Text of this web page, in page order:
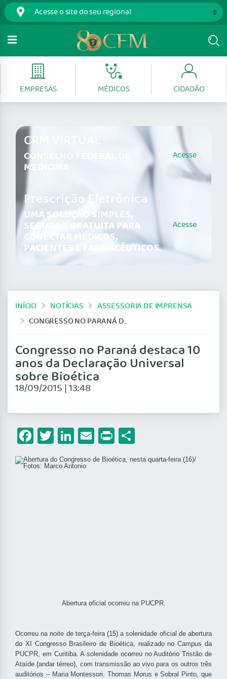
EMPRESAS MÉDICOS CIDADÃO
CRM VIRTUAL
CONSELHO FEDERAL DE
MEDICINA
Acesse
Prescrição Eletrônica
UMA SOLUÇÃO SIMPLES,
SEGURA E GRATUITA PARA
CONECTAR MÉDICOS,
PACIENTES E FARMACÊUTICOS.
Acesse
INÍCIO NOTÍCIAS
ASSESSORIA DE IMPRENSA
CONGRESSO NO PARANÁ DESTACA 10 ANOS DA DECLARAÇÃO UNIVERSAL SOBRE BIOÉTICA
Congresso no Paraná destaca 10
anos da Declaração Universal
sobre Bioética
18/09/2015 | 13:48
Facebook
Twitter
LinkedIn
Email
Print
Abertura oficial ocorreu na PUCPR.
Ocorreu na noite de terça-feira (15) a solenidade oficial de abertura
do XI Congresso Brasileiro de Bioética, realizado no Campus da
PUCPR, em Curitiba. A solenidade ocorreu no Auditório Tristão de
Ataíde (andar térreo), com transmissão ao vivo para os outros três
auditórios – Maria Montessori. Thomas Morus e Sobral Pinto, que